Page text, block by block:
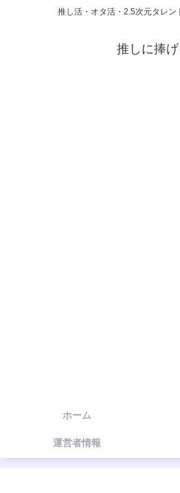
推し活・オタ活・2.5次元タレン
推しに捧げ
ホーム
運営者情報